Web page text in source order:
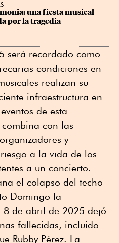
una fiesta musical
por la tragedia
será recordado como
condiciones en
realizan su
infraestructura en
de esta
con las
y
a la vida de los
a un concierto.
el colapso del techo
Domingo la
8 de abril de 2025 dejó
fallecidas, incluido
Rubby Pérez. La